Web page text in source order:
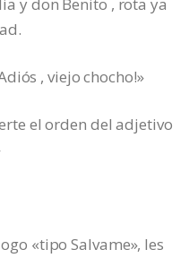
y don Benito , rota ya
, viejo chocho!»
el orden del adjetivo
«tipo Salvame», les